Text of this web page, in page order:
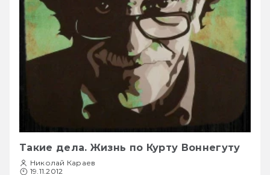
Такие дела. Жизнь по Курту Воннегуту
Николай Караев
19.11.2012